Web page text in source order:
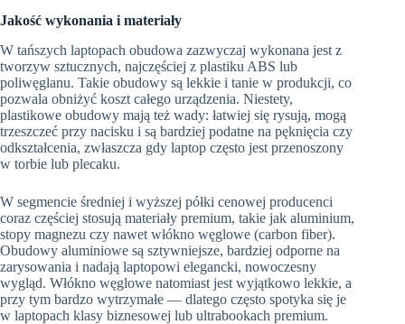
Jakość wykonania i materiały
W tańszych laptopach obudowa zazwyczaj wykonana jest z
tworzyw sztucznych, najczęściej z plastiku ABS lub
poliwęglanu. Takie obudowy są lekkie i tanie w produkcji, co
pozwala obniżyć koszt całego urządzenia. Niestety,
plastikowe obudowy mają też wady: łatwiej się rysują, mogą
trzeszczeć przy nacisku i są bardziej podatne na pęknięcia czy
odkształcenia, zwłaszcza gdy laptop często jest przenoszony
w torbie lub plecaku.
W segmencie średniej i wyższej półki cenowej producenci
coraz częściej stosują materiały premium, takie jak aluminium,
stopy magnezu czy nawet włókno węglowe (carbon fiber).
Obudowy aluminiowe są sztywniejsze, bardziej odporne na
zarysowania i nadają laptopowi elegancki, nowoczesny
wygląd. Włókno węglowe natomiast jest wyjątkowo lekkie, a
przy tym bardzo wytrzymałe — dlatego często spotyka się je
w laptopach klasy biznesowej lub ultrabookach premium.